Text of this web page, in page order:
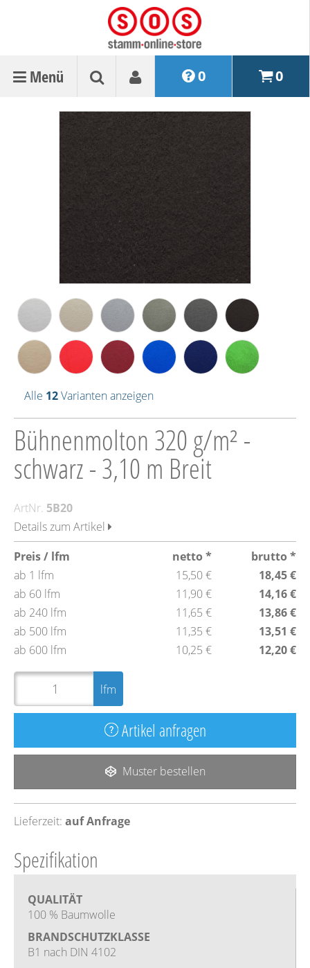
Menü 0 0
Alle 12Varianten anzeigen
Bühnenmolton 320 g/m² -
schwarz - 3,10 m Breit
ArtNr. 5B20
Details zum Artikel
Preis / lfm
netto *
brutto *
ab 1 lfm
15,50 €
18,45 €
ab 60 lfm
11,90 €
14,16 €
ab 240 lfm
11,65 €
13,86 €
ab 500 lfm
11,35 €
13,51 €
ab 600 lfm
10,25 € 12,20 €
lfm
Artikel anfragen
Muster bestellen
Lieferzeit: auf Anfrage
Spezifikation
QUALITÄT
100 % Baumwolle
BRANDSCHUTZKLASSE
B1 nach DIN 4102